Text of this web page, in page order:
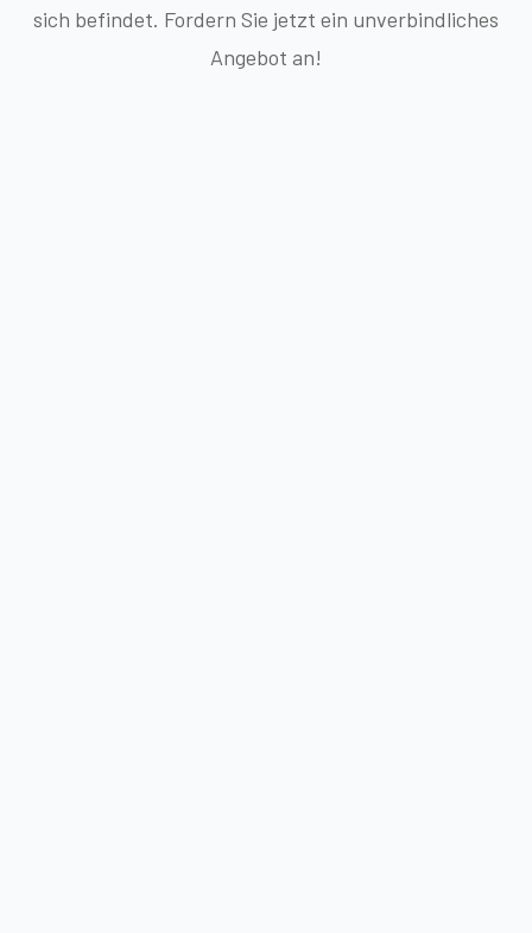
sich befindet. Fordern Sie jetzt ein unverbindliches
Angebot an!